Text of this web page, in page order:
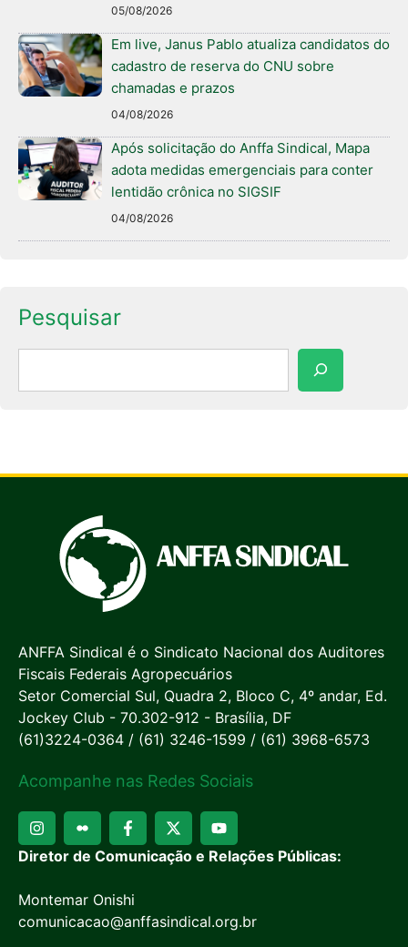
05/08/2026
Em live, Janus Pablo atualiza candidatos do
cadastro de reserva do CNU sobre
chamadas e prazos
04/08/2026
Após solicitação do Anffa Sindical, Mapa
adota medidas emergenciais para conter
lentidão crônica no SIGSIF
04/08/2026
Pesquisar
ANFFA Sindical é o Sindicato Nacional dos Auditores
Fiscais Federais Agropecuários
Setor Comercial Sul, Quadra 2, Bloco C, 4º andar, Ed.
Jockey Club - 70.302-912 - Brasília, DF
(61)3224-0364 / (61) 3246-1599 / (61) 3968-6573
Acompanhe nas Redes Sociais
Diretor de Comunicação e Relações Públicas:
Montemar Onishi
comunicacao@anffasindical.org.br